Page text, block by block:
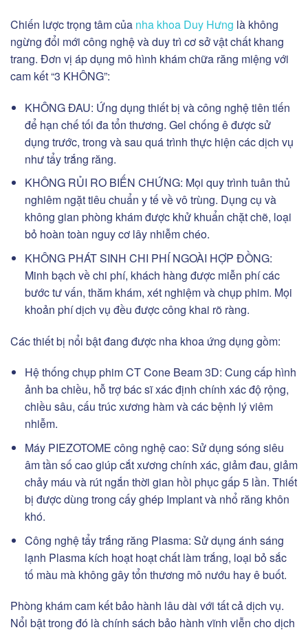
Chiến lược trọng tâm của nha khoa Duy Hưng là không
ngừng đổi mới công nghệ và duy trì cơ sở vật chất khang
trang. Đơn vị áp dụng mô hình khám chữa răng miệng với
cam kết“3 KHÔNG”:
KHÔNG ĐAU: Ứng dụng thiết bị và công nghệ tiên tiến
để hạn chế tối đa tổn thương. Gel chống ê được sử
dụng trước, trong và sau quá trình thực hiện các dịch vụ
như tẩy trắng răng.
KHÔNG RỦI RO BIẾN CHỨNG: Mọi quy trình tuân thủ
nghiêm ngặt tiêu chuẩn y tế về vô trùng. Dụng cụ và
không gian phòng khám được khử khuẩn chặt chẽ, loại
bỏ hoàn toàn nguy cơ lây nhiễm chéo.
KHÔNG PHÁT SINH CHI PHÍ NGOÀI HỢP ĐỒNG:
Minh bạch về chi phí, khách hàng được miễn phí các
bước tư vấn, thăm khám, xét nghiệm và chụp phim. Mọi
khoản phí dịch vụ đều được công khai rõ ràng.
Các thiết bị nổi bật đang được nha khoa ứng dụng gồm:
Hệ thống chụp phim CT Cone Beam 3D: Cung cấp hình
ảnh ba chiều, hỗ trợ bác sĩ xác định chính xác độ rộng,
chiều sâu, cấu trúc xương hàm và các bệnh lý viêm
nhiễm.
Máy PIEZOTOME công nghệ cao: Sử dụng sóng siêu
âm tần số cao giúp cắt xương chính xác, giảm đau, giảm
chảy máu và rút ngắn thời gian hồi phục gấp5lần. Thiết
bị được dùng trong cấy ghép Implant và nhổ răng khôn
khó.
Công nghệ tẩy trắng răng Plasma: Sử dụng ánh sáng
lạnh Plasma kích hoạt hoạt chất làm trắng, loại bỏ sắc
tố màu mà không gây tổn thương mô nướu hay ê buốt.
Phòng khám cam kết bảo hành lâu dài với tất cả dịch vụ.
Nổi bật trong đó là chính sách bảo hành vĩnh viễn cho dịch